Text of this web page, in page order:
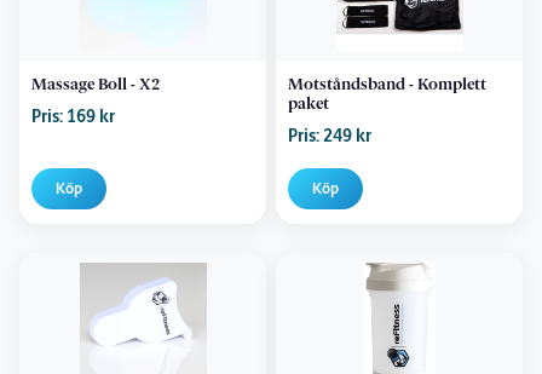
Massage Boll - X2
Pris: 169 kr
Köp
Motståndsband - Komplett
paket
Pris: 249 kr
Köp